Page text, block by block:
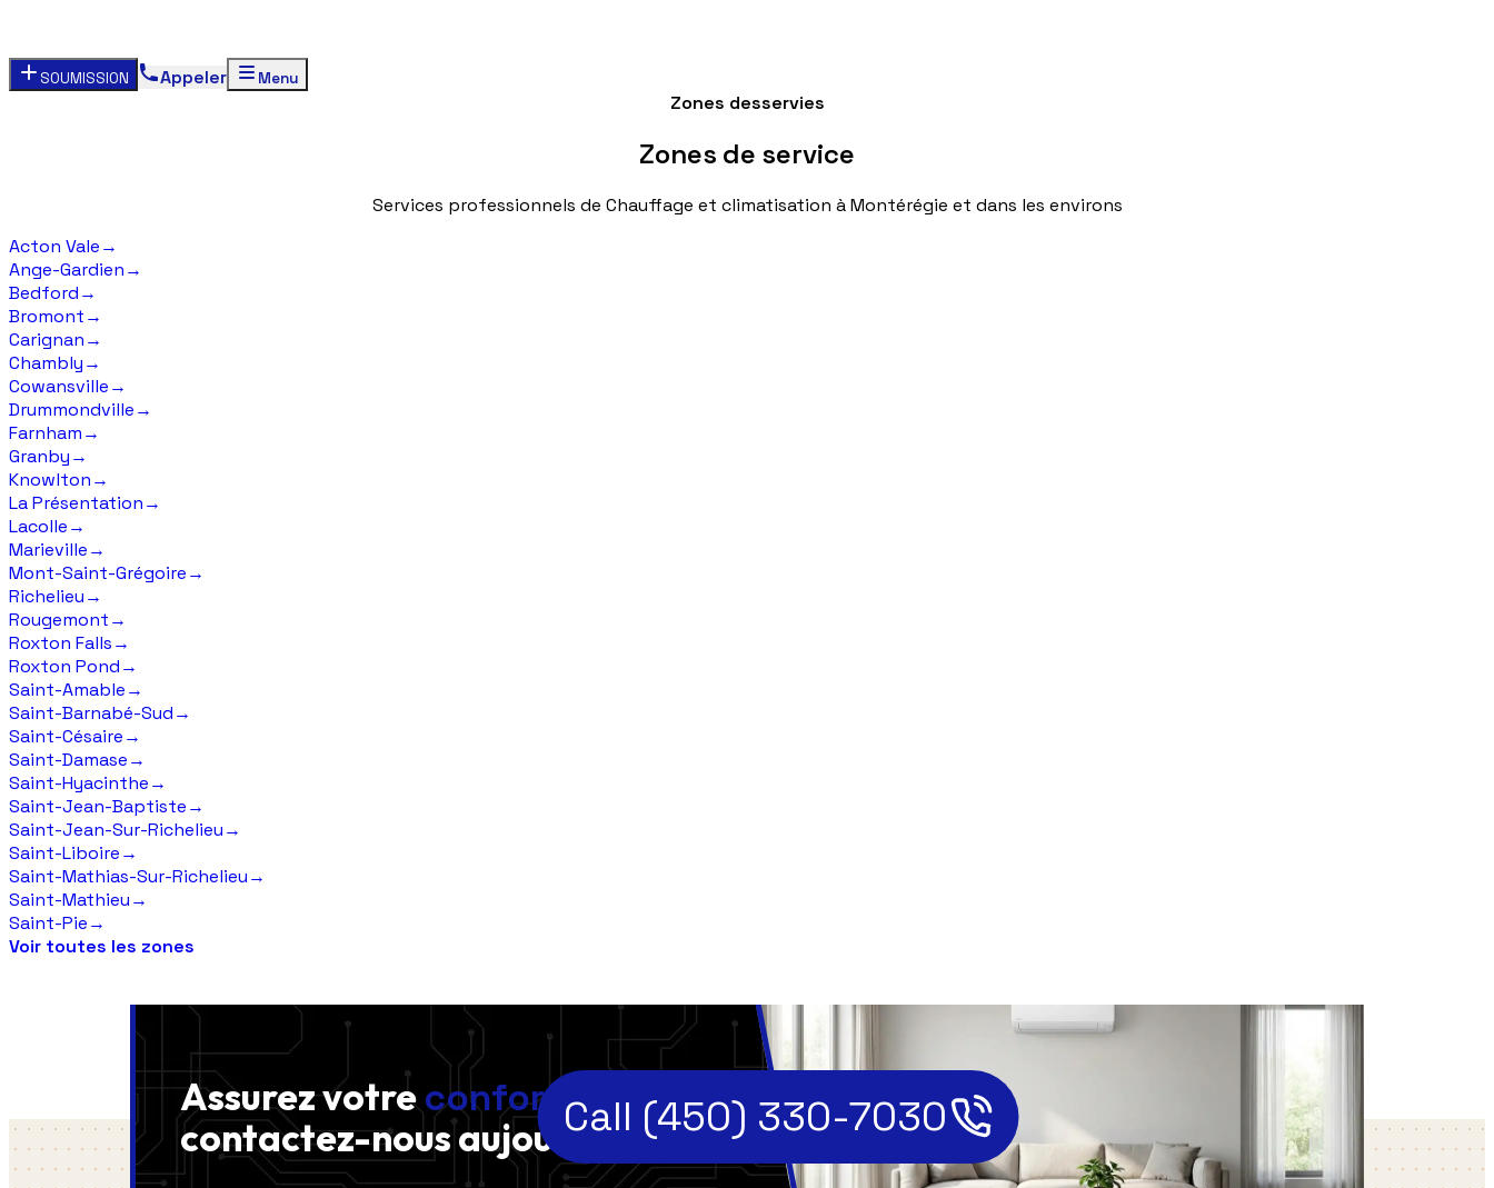
SOUMISSION Appeler Menu
Zones desservies
Zones de service
Services professionnels de Chauffage et climatisation à Montérégie et dans les environs
Acton Vale→
Ange-Gardien→
Bedford→
Bromont→
Carignan→
Chambly→
Cowansville→
Drummondville→
Farnham→
Granby→
Knowlton→
La Présentation→
Lacolle→
Marieville→
Mont-Saint-Grégoire→
Richelieu→
Rougemont→
Roxton Falls→
Roxton Pond→
Saint-Amable→
Saint-Barnabé-Sud→
Saint-Césaire→
Saint-Damase→
Saint-Hyacinthe→
Saint-Jean-Baptiste→
Saint-Jean-Sur-Richelieu→
Saint-Liboire→
Saint-Mathias-Sur-Richelieu→
Saint-Mathieu→
Saint-Pie→
Voir toutes les zones
Assurez votreconfort ,
contactez-nousaujourd'hui!Call (450) 330-7030